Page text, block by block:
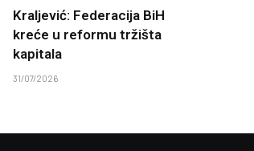
Kraljević: Federacija BiH
kreće u reformu tržišta
kapitala
31/07/2026